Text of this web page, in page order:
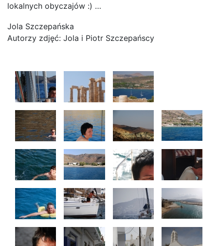
lokalnych obyczajów :) …
Jola Szczepańska
Autorzy zdjęć: Jola i Piotr Szczepańscy